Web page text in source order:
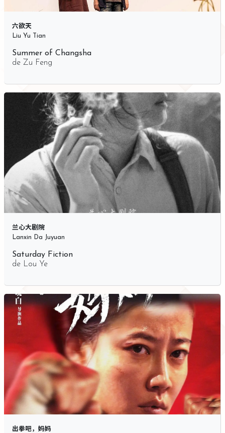
六欲天
Liu Yu Tian
Summer of Changsha
de Zu Feng
兰心大剧院
Lanxin Da Juyuan
Saturday Fiction
de Lou Ye
出拳吧，妈妈